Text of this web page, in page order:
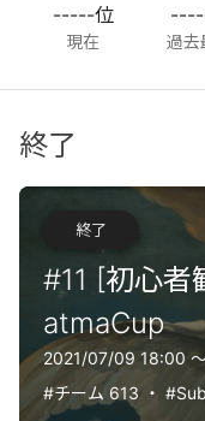
-----位
現在 過去
終了
終了
#11 [初心者
atmaCup
2021/07/09 18:00
#チーム 613 ・